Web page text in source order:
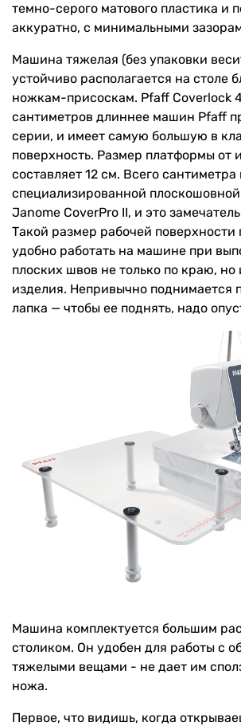
темно-серого матового пластика и
аккуратно, с минимальными
Машина тяжелая (без упаковки
устойчиво располагается на столе
ножкам-присоскам. Pfaff Coverlock
сантиметров длиннее машин Pfaff
серии, и имеет самую большую в
поверхность. Размер платформы от
составляет 12 см. Всего сантиметра
специализированной
Janome CoverPro II, и это
Такой размер рабочей поверхности
удобно работать на машине при
плоских швов не только по краю, но
изделия. Непривычно поднимается
лапка — чтобы ее поднять, надо
Машина комплектуется большим
столиком. Он удобен для работы с
тяжелыми вещами - не дает им
ножа.
Первое, что видишь, когда